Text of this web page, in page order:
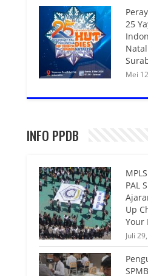
25
Mei
INFO PPDB
PAL
Up
Your
Juli